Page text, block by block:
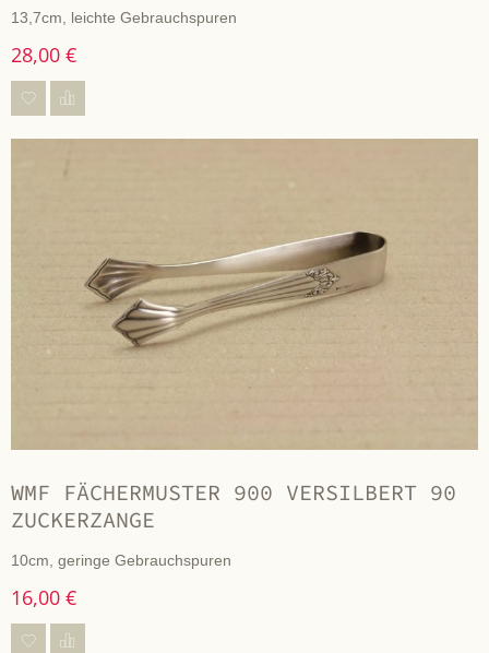
13,7cm, leichte Gebrauchspuren
28,00 €
WMF FÄCHERMUSTER 900 VERSILBERT 90
ZUCKERZANGE
10cm, geringe Gebrauchspuren
16,00 €